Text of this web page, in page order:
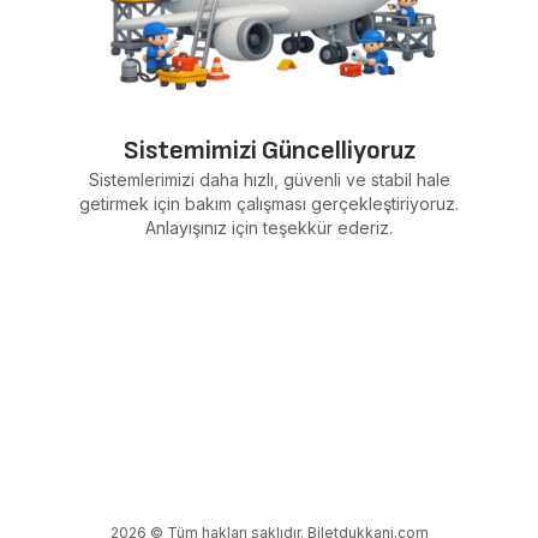
Sistemimizi Güncelliyoruz
Sistemlerimizi daha hızlı, güvenli ve stabil hale
getirmek için bakım çalışması gerçekleştiriyoruz.
Anlayışınız için teşekkür ederiz.
2026 © Tüm hakları saklıdır. Biletdukkani.com